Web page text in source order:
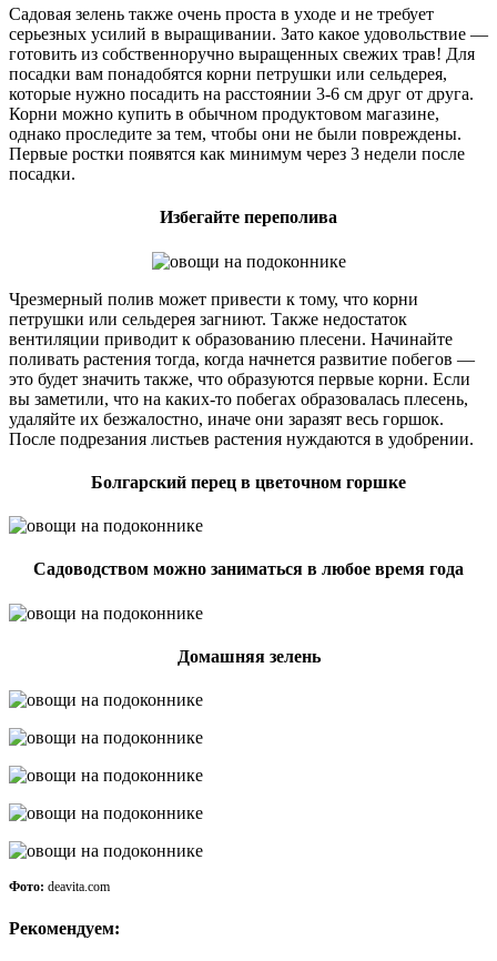
Садовая зелень также очень проста в уходе и не требует
серьезных усилий в выращивании. Зато какое удовольствие —
готовить из собственноручно выращенных свежих трав! Для
посадки вам понадобятся корни петрушки или сельдерея,
которые нужно посадить на расстоянии 3-6 см друг от друга.
Корни можно купить в обычном продуктовом магазине,
однако проследите за тем, чтобы они не были повреждены.
Первые ростки появятся как минимум через 3 недели после
посадки.
Избегайте переполива
Чрезмерный полив может привести к тому, что корни
петрушки или сельдерея загниют. Также недостаток
вентиляции приводит к образованию плесени. Начинайте
поливать растения тогда, когда начнется развитие побегов —
это будет значить также, что образуются первые корни. Если
вы заметили, что на каких-то побегах образовалась плесень,
удаляйте их безжалостно, иначе они заразят весь горшок.
После подрезания листьев растения нуждаются в удобрении.
Болгарский перец в цветочном горшке
Садоводством можно заниматься в любое время года
Домашняя зелень
Фото: deavita.com
Рекомендуем: